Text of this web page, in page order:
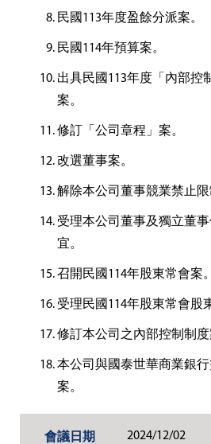
民國113年度盈餘分派案。
民國114年預算案。
出具民國113年度「內部控
案。
修訂「公司章程」案。
改選董事案。
解除本公司董事競業禁止限
受理本公司董事及獨立董
宜。
召開民國114年股東常會案。
受理民國114年股東常會股
修訂本公司之內部控制制度
本公司與國泰世華商業銀
案。
2024/12/02